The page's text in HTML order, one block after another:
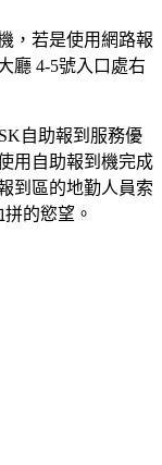
，若是使用網路報
廳 4-5號入口處右
自助報到服務優
用自助報到機完成
到區的地勤人員索
的慾望。